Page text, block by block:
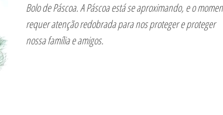
Bolo de Páscoa. A Páscoa está se aproximando, e o
requer atenção redobrada para nos proteger e proteger
nossa família e amigos.